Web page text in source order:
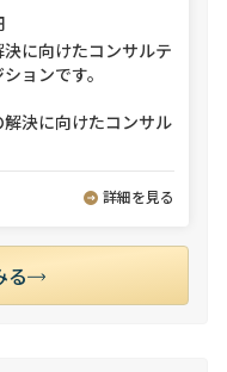
に向けたコンサルテ
ョンです。
決に向けたコンサル
詳細を見る
る